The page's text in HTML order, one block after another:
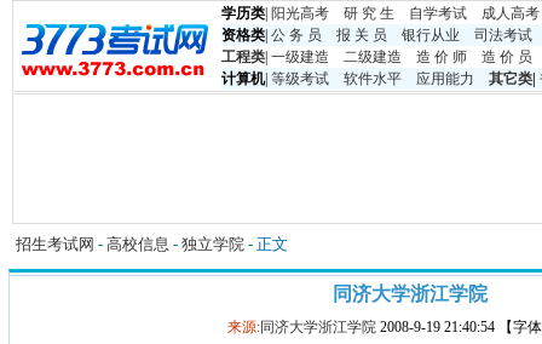
学历类 阳光高考 研 究 生 自学考试
成人高考
资格类 公 务 员 报 关 员 银行从业
司法考试
工程类 一级建造 二级建造 造 价 师
造 价 员
计算机| 等级考试 软件水平 应用能力 其它类
招生考试网 - 高校信息 - 独立学院 - 正文
同济大学浙江学院
来源:同济大学浙江学院 2008-9-19 21:40:54 【字